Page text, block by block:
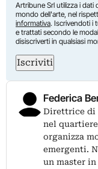
Artribune Srl utilizza i
mondo dell'arte, nel
informativa. Iscrivendoti i
e trattati secondo le
disiscriverti in qualsiasi
Iscriviti
Federica
Direttrice di
nel
organizza
emergenti.
un master